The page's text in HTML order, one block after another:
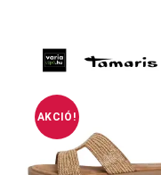
AKCIÓ!